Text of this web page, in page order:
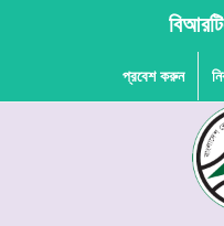
প্রবেশ করুন